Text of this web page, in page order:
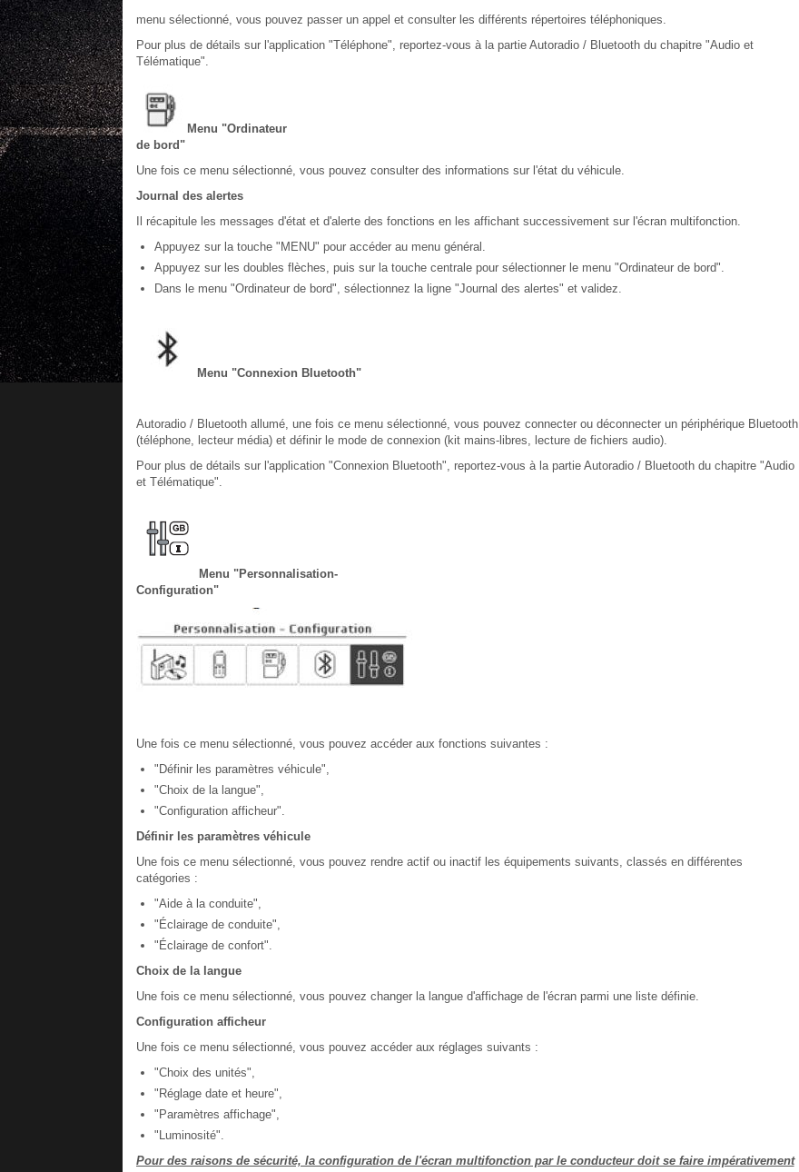
menu sélectionné, vous pouvez passer un appel et consulter les différents répertoires téléphoniques.
Pour plus de détails sur l'application "Téléphone", reportez-vous à la partie Autoradio / Bluetooth du chapitre "Audio et
Télématique".
Menu "Ordinateur
de bord"
Une fois ce menu sélectionné, vous pouvez consulter des informations sur l'état du véhicule.
Journal des alertes
Il récapitule les messages d'état et d'alerte des fonctions en les affichant successivement sur l'écran multifonction.
Appuyez sur la touche "MENU" pour accéder au menu général.
Appuyez sur les doubles flèches, puis sur la touche centrale pour sélectionner le menu "Ordinateur de bord".
Dans le menu "Ordinateur de bord", sélectionnez la ligne "Journal des alertes" et validez.
Menu "Connexion Bluetooth"
Autoradio / Bluetooth allumé, une fois ce menu sélectionné, vous pouvez connecter ou déconnecter un périphérique Bluetooth
(téléphone, lecteur média) et définir le mode de connexion (kit mains-libres, lecture de fichiers audio).
Pour plus de détails sur l'application "Connexion Bluetooth", reportez-vous à la partie Autoradio / Bluetooth du chapitre "Audio
et Télématique".
Menu "Personnalisation-
Configuration"
Une fois ce menu sélectionné, vous pouvez accéder aux fonctions suivantes :
"Définir les paramètres véhicule",
"Choix de la langue",
"Configuration afficheur".
Définir les paramètres véhicule
Une fois ce menu sélectionné, vous pouvez rendre actif ou inactif les équipements suivants, classés en différentes
catégories :
"Aide à la conduite",
"Éclairage de conduite",
"Éclairage de confort".
Choix de la langue
Une fois ce menu sélectionné, vous pouvez changer la langue d'affichage de l'écran parmi une liste définie.
Configuration afficheur
Une fois ce menu sélectionné, vous pouvez accéder aux réglages suivants :
"Choix des unités",
"Réglage date et heure",
"Paramètres affichage",
"Luminosité".
Pour des raisons de sécurité, la configuration de l'écran multifonction par le conducteur doit se faire impérativement